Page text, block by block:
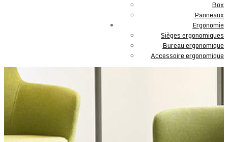
Box
Panneaux
Ergonomie
Sièges ergonomiques
Bureau ergonomique
Accessoire ergonomique